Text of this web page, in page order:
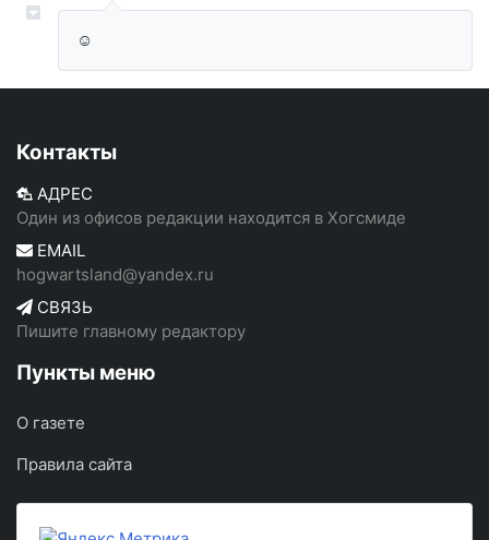
☺️
Контакты
АДРЕС
Один из офисов редакции находится в Хогсмиде
EMAIL
hogwartsland@yandex.ru
СВЯЗЬ
Пишите главному редактору
Пункты меню
О газете
Правила сайта